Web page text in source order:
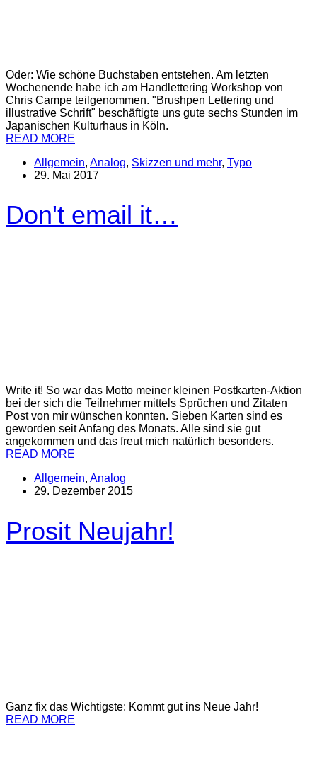
Oder: Wie schöne Buchstaben entstehen. Am letzten
Wochenende habe ich am Handlettering Workshop von
Chris Campe teilgenommen. "Brushpen Lettering und
illustrative Schrift" beschäftigte uns gute sechs Stunden im
Japanischen Kulturhaus in Köln.
READ MORE
Allgemein, Analog, Skizzen und mehr, Typo
29. Mai 2017
Don't email it…
Write it! So war das Motto meiner kleinen Postkarten-Aktion
bei der sich die Teilnehmer mittels Sprüchen und Zitaten
Post von mir wünschen konnten. Sieben Karten sind es
geworden seit Anfang des Monats. Alle sind sie gut
angekommen und das freut mich natürlich besonders.
READ MORE
Allgemein, Analog
29. Dezember 2015
Prosit Neujahr!
Ganz fix das Wichtigste: Kommt gut ins Neue Jahr!
READ MORE